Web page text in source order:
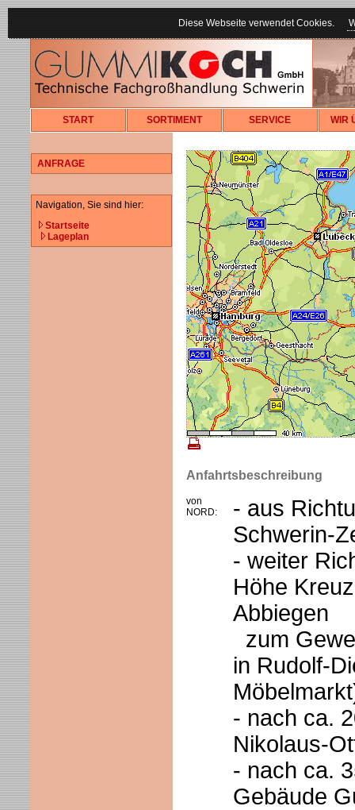
Diese Webseite verwendet Cookies.
START SORTIMENT SERVICE WIR
ANFRAGE
Navigation, Sie sind hier:
Startseite
Lageplan
Anfahrtsbeschreibung
von
NORD:
- aus
Schwerin-
- weiter
Höhe
Abbiegen
zum
in Rudolf-
- nach ca.
Nikolaus-
- nach ca.
Gebäude